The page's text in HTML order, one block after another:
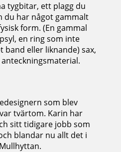
tygbitar, ett plagg du
du har något gammalt
form. (En gammal
en ring som inte
band eller liknande) sax,
som blev
tvärtom. Karin har
sitt tidigare jobb som
blandar nu allt det i